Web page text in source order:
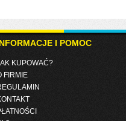
I POMOC
KUPOWAĆ?
FIRMIE